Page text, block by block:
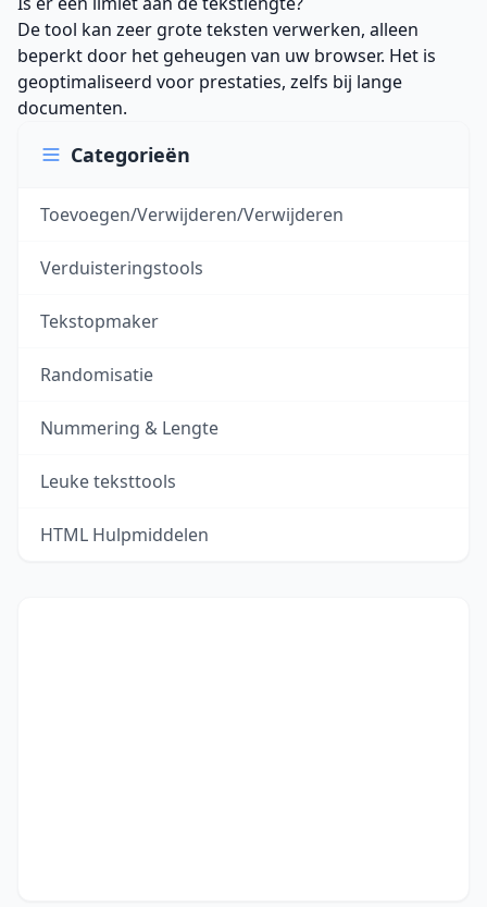
De tool kan zeer grote teksten verwerken, alleen
beperkt door het geheugen van uw browser. Het is
geoptimaliseerd voor prestaties, zelfs bij lange
documenten.
Categorieën
Toevoegen/Verwijderen/Verwijderen
Verduisteringstools
Tekstopmaker
Randomisatie
Nummering & Lengte
Leuke teksttools
HTML Hulpmiddelen